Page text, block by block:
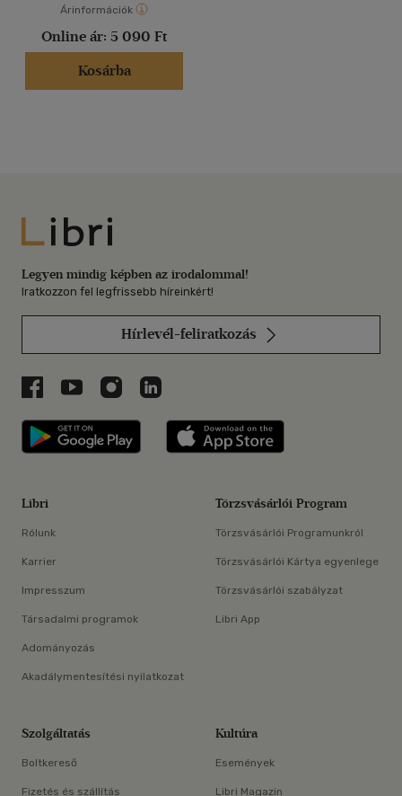
Árinformációk
Online ár: 5 090 Ft
Kosárba
Libri
Legyen mindig képben az irodalommal!
Iratkozzon fel legfrissebb híreinkért!
Hírlevél-feliratkozás
Libri a Facebookon
Libri a Youtube-on
Libri az Instagramon
Libri a LinkedInen
Libri applikáció Szerezd meg: Google
Libri
Rólunk
Karrier
Impresszum
Társadalmi programok
Adományozás
Akadálymentesítési nyilatkozat
Törzsvásárlói Program
Törzsvásárlói Programunkról
Törzsvásárlói Kártya egyenlege
Törzsvásárlói szabályzat
Libri App
Szolgáltatás
Boltkereső
Fizetés és szállítás
Kultúra
Események
Libri Magazin